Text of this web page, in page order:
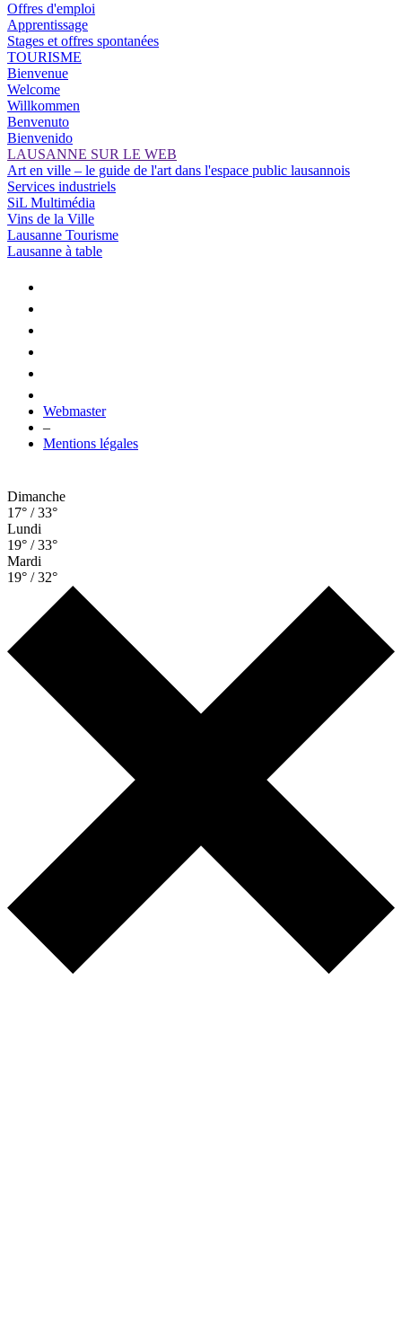
Offres d'emploi
Apprentissage
Stages et offres spontanées
TOURISME
Bienvenue
Welcome
Willkommen
Benvenuto
Bienvenido
LAUSANNE SUR LE WEB
Art en ville – le guide de l'art dans l'espace public lausannois
Services industriels
SiL Multimédia
Vins de la Ville
Lausanne Tourisme
Lausanne à table
Webmaster
–
Mentions légales
Dimanche
17° / 33°
Lundi
19° / 33°
Mardi
19° / 32°